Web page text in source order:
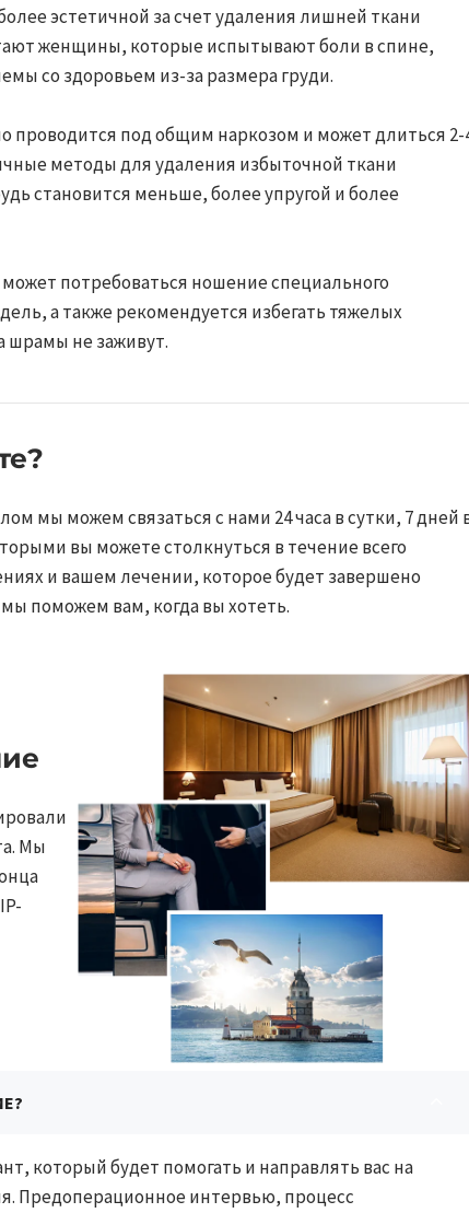
эстетичной за счет удаления лишней ткани
женщины, которые испытывают боли в спине,
со здоровьем из-за размера груди.
под общим наркозом и может длиться 2-
методы для удаления избыточной ткани
становится меньше, более упругой и более
потребоваться ношение специального
а также рекомендуется избегать тяжелых
шрамы не заживут.
мы можем связаться с нами 24 часа в сутки, 7 дней
вы можете столкнуться в течение всего
и вашем лечении, которое будет завершено
поможем вам, когда вы хотеть.​​
Мы
который будет помогать и направлять вас на
Предоперационное интервью, процесс